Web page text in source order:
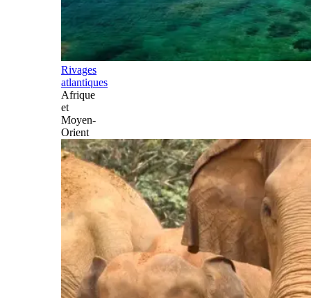
Rivages
atlantiques
Afrique
et
Moyen-
Orient